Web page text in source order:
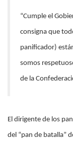
“Cumple el
consigna que
panificador)
somos
de la
El dirigente de los
del “pan de batalla”